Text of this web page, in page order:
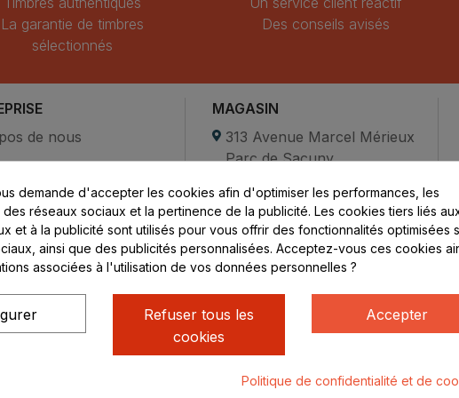
La garantie de timbres
sélectionnés
Des conseils avisés
de nous
nous
MAGASIN
313 Avenue Marcel Mérieux
Parc de Sacuny
Lundi au vendredi :
8h - 16h
uniquement sur Rendez-
vous
© Rhone Philatelie 2021
demande d'accepter les cookies afin d'optimiser les performances, les
réseaux sociaux et la pertinence de la publicité. Les cookies tiers liés
et à la publicité sont utilisés pour vous offrir des fonctionnalités optimisées
ainsi que des publicités personnalisées. Acceptez-vous ces cookies
associées à l'utilisation de vos données personnelles ?
Accepter
Refuser tous les
cookies
Politique de confidentialité et de